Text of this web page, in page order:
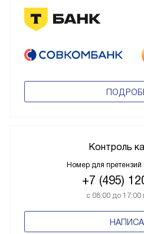
Контроль
Номер для
+7 (495)
с 08:00 до 17:00